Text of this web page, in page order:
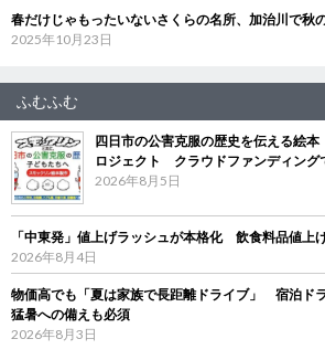
春だけじゃもったいないさくらの名所、加治川で秋
2025年10月23日
ふむふむ
四日市の公害克服の歴史を伝える絵
ロジェクト クラウドファンディング
2026年8月5日
「中東発」値上げラッシュが本格化 飲食料品値上
2026年8月4日
物価高でも「夏は家族で長距離ドライブ」 宿泊ド
猛暑への備えも必須
2026年8月3日